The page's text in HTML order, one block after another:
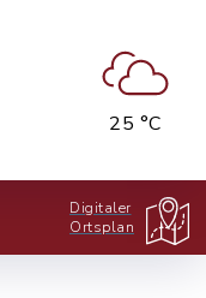
25 °C
Digitaler
Ortsplan